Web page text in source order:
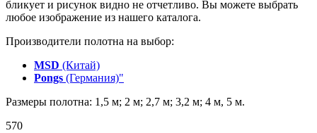
бликует и рисунок видно не отчетливо. Вы можете выбрать
любое изображение из нашего каталога.
Производители полотна на выбор:
MSD (Китай)
Pongs (Германия)"
Размеры полотна: 1,5 м; 2 м; 2,7 м; 3,2 м; 4 м, 5 м.
570